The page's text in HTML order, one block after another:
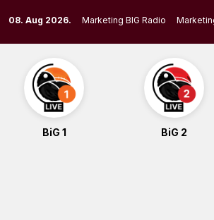
to
content
08. Aug 2026. Marketing BIG Radio
BiG 1 BiG 2